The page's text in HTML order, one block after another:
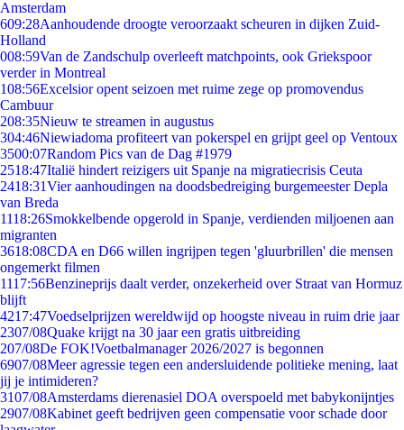
Amsterdam
609:28Aanhoudende droogte veroorzaakt scheuren in dijken Zuid-
Holland
008:59Van de Zandschulp overleeft matchpoints, ook Griekspoor
verder in Montreal
108:56Excelsior opent seizoen met ruime zege op promovendus
Cambuur
208:35Nieuw te streamen in augustus
304:46Niewiadoma profiteert van pokerspel en grijpt geel op Ventoux
3500:07Random Pics van de Dag #1979
2518:47Italië hindert reizigers uit Spanje na migratiecrisis Ceuta
2418:31Vier aanhoudingen na doodsbedreiging burgemeester Depla
van Breda
1118:26Smokkelbende opgerold in Spanje, verdienden miljoenen aan
migranten
3618:08CDA en D66 willen ingrijpen tegen 'gluurbrillen' die mensen
ongemerkt filmen
1117:56Benzineprijs daalt verder, onzekerheid over Straat van Hormuz
blijft
4217:47Voedselprijzen wereldwijd op hoogste niveau in ruim drie jaar
2307/08Quake krijgt na 30 jaar een gratis uitbreiding
207/08De FOK!Voetbalmanager 2026/2027 is begonnen
6907/08Meer agressie tegen een andersluidende politieke mening, laat
jij je intimideren?
3107/08Amsterdams dierenasiel DOA overspoeld met babykonijntjes
2907/08Kabinet geeft bedrijven geen compensatie voor schade door